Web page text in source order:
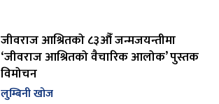
जीवराज आश्रितको ८३औँ जन्मजयन्तीमा
‘जीवराज आश्रितको वैचारिक आलोक’ पुस्तक
विमोचन
लुम्बिनी खोज